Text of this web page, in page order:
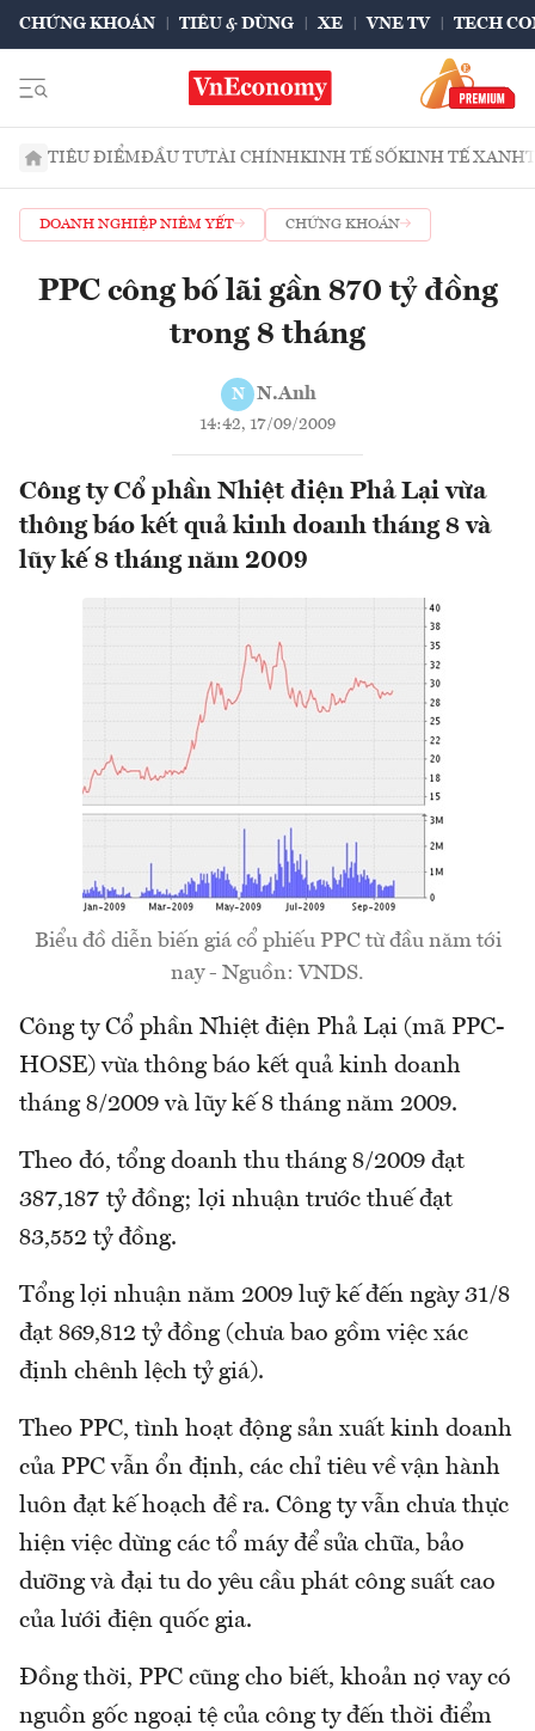
CHỨNG KHOÁN TIÊU & DÙNG XE VNE TV TECH
TIÊU ĐIỂMĐẦU TƯTÀI CHÍNHKINH TẾ SỐKINH TẾ XANH
DOANH NGHIỆP NIÊM YẾT CHỨNG KHOÁN
PPC công bố lãi gần 870 tỷ đồng
trong 8 tháng
N N.Anh
14:42, 17/09/2009
Công ty Cổ phần Nhiệt điện Phả Lại vừa
thông báo kết quả kinh doanh tháng 8 và
lũy kế 8 tháng năm 2009
Biểu đồ diễn biến giá cổ phiếu PPC từ đầu năm tới
nay - Nguồn: VNDS.
Công ty Cổ phần Nhiệt điện Phả Lại (mã PPC-
HOSE) vừa thông báo kết quả kinh doanh
tháng 8/2009 và lũy kế 8 tháng năm 2009.
Theo đó, tổng doanh thu tháng 8/2009 đạt
387,187 tỷ đồng; lợi nhuận trước thuế đạt
83,552 tỷ đồng.
Tổng lợi nhuận năm 2009 luỹ kế đến ngày 31/8
đạt 869,812 tỷ đồng (chưa bao gồm việc xác
định chênh lệch tỷ giá).
Theo PPC, tình hoạt động sản xuất kinh doanh
của PPC vẫn ổn định, các chỉ tiêu về vận hành
luôn đạt kế hoạch đề ra. Công ty vẫn chưa thực
hiện việc dừng các tổ máy để sửa chữa, bảo
dưỡng và đại tu do yêu cầu phát công suất cao
của lưới điện quốc gia.
Đồng thời, PPC cũng cho biết, khoản nợ vay có
nguồn gốc ngoại tệ của công ty đến thời điểm